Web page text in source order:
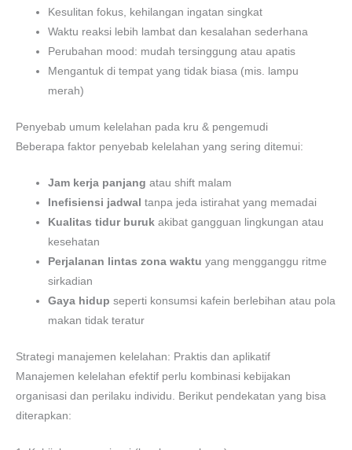
Kesulitan fokus, kehilangan ingatan singkat
Waktu reaksi lebih lambat dan kesalahan sederhana
Perubahan mood: mudah tersinggung atau apatis
Mengantuk di tempat yang tidak biasa (mis. lampu
merah)
Penyebab umum kelelahan pada kru & pengemudi
Beberapa faktor penyebab kelelahan yang sering ditemui:
Jam kerja panjang atau shift malam
Inefisiensi jadwal tanpa jeda istirahat yang memadai
Kualitas tidur buruk akibat gangguan lingkungan atau
kesehatan
Perjalanan lintas zona waktu yang mengganggu ritme
sirkadian
Gaya hidup seperti konsumsi kafein berlebihan atau pola
makan tidak teratur
Strategi manajemen kelelahan: Praktis dan aplikatif
Manajemen kelelahan efektif perlu kombinasi kebijakan
organisasi dan perilaku individu. Berikut pendekatan yang bisa
diterapkan: